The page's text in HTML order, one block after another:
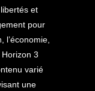
et
pour
l’économie,
3
varié
une